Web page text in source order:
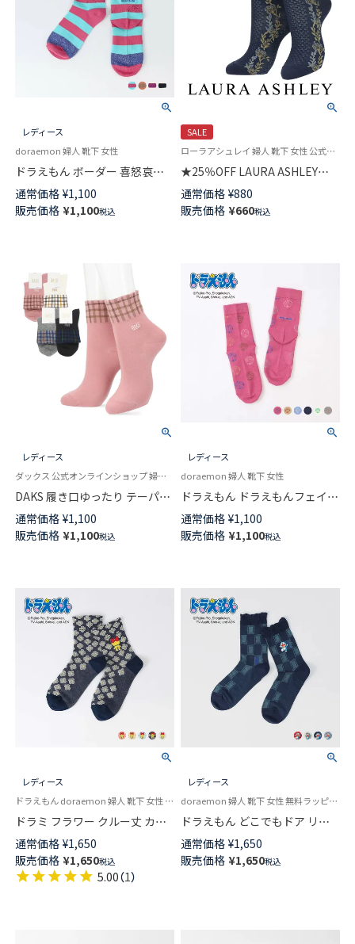
レディース
doraemon 婦人 靴下 女性
ドラえもん ボーダー 喜怒哀楽
ドラえもん クルー丈 カジュア
ル ソックス レディース
03297121
通常価格 ¥1,100
販売価格 ¥1,100税込
SALE
ローラアシュレイ 婦人 靴下 女性 公式ショップ
★25％OFF LAURA ASHLEY
Floral Stripe レーヨンシルク混
クルー丈 ソックス レディース
03357402
通常価格 ¥880
販売価格 ¥660税込
レディース
ダックス 公式オンラインショップ 婦人 靴下
DAKS 履き口ゆったり テーパー
仕様 チェック ロゴ 刺繍 DAKS
クルー丈 レディース ソックス
03367321
通常価格 ¥1,100
販売価格 ¥1,100税込
レディース
doraemon 婦人 靴下 女性
ドラえもん ドラえもんフェイス
ドット クルー丈 カジュアル ソ
ックス レディース 03297120
通常価格 ¥1,100
販売価格 ¥1,100税込
レディース
ドラえもん doraemon 婦人 靴下 女性 プレゼント 無料ラッピング
ドラミ フラワー クルー丈 カジ
ュアル ソックス レディース 日
本製 03297119
通常価格 ¥1,650
販売価格 ¥1,650税込
5.00（1）
レディース
doraemon 婦人 靴下 女性 無料ラッピング
ドラえもん どこでもドア リン
クス クルー丈 カジュアル ソッ
クス レディース 日本製
03297118
通常価格 ¥1,650
販売価格 ¥1,650税込